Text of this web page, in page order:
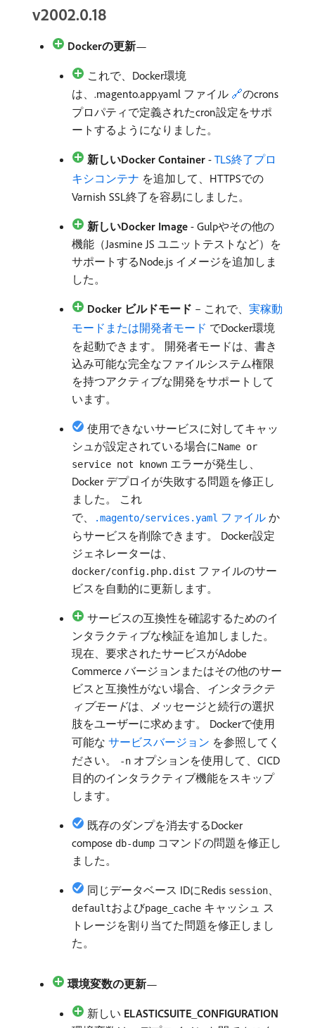
v2002.0.18
Dockerの更新—
これで、Docker環境
は、.magento.app.yaml ファイル 🔗のcrons
プロパティで定義されたcron設定をサポ
ートするようになりました。
新しいDocker Container - TLS終了プロ
キシコンテナ ​ を追加して、HTTPSでの
Varnish SSL終了を容易にしました。
新しいDocker Image - Gulpやその他の
機能（Jasmine JS ユニットテストなど）を
サポートするNode.js イメージを追加しま
した。
Docker ビルドモード – これで、 実稼動
モードまたは開発者モード ​ でDocker環境
を起動できます。 開発者モードは、書き
込み可能な完全なファイルシステム権限
を持つアクティブな開発をサポートして
います。
使用できないサービスに対してキャッ
シュが設定されている場合にName or
service not known エラーが発生し、
Docker デプロイが失敗する問題を修正し
ました。 これ
で、
.magento/services.yaml ファイル ​ か
らサービスを削除できます。 Docker設定
ジェネレーターは、
docker/config.php.dist ファイルのサー
ビスを自動的に更新します。
サービスの互換性を確認するためのイ
ンタラクティブな検証を追加しました。
現在、要求されたサービスがAdobe
Commerce バージョンまたはその他のサー
ビスと互換性がない場合、 インタラクテ
ィブモード​は、メッセージと続行の選択
肢をユーザーに求めます。 Dockerで使用
可能な ​ サービスバージョン ​ を参照してく
ださい。
-n オプションを使用して、CICD
目的のインタラクティブ機能をスキップ
します。
既存のダンプを消去するDocker
compose db-dump コマンドの問題を修正し
ました。
同じデータベース IDにRedis session、
defaultおよびpage_cache キャッシュ ス
トレージを割り当てた問題を修正しまし
た。
環境変数の更新—
新しい​ ELASTICSUITE_CONFIGURATION